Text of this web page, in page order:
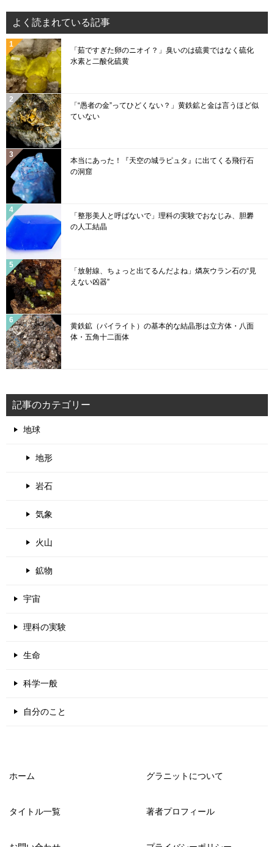
e
b
o
o
k
o
k
T
u
b
C
h
n
n
よく読まれている記事
「茹ですぎた卵のニオイ？」臭いのは硫黄ではなく硫化
水素と二酸化硫黄
「“愚者の金”ってひどくない？」黄鉄鉱と金は言うほど似
ていない
本当にあった！『天空の城ラピュタ』に出てくる飛行石
の洞窟
「整形美人と呼ばないで」理科の実験でおなじみ、胆礬
の人工結晶
「放射線、ちょっと出てるんだよね」燐灰ウラン石の“見
えない凶器”
黄鉄鉱（パイライト）の基本的な結晶形は立方体・八面
体・五角十二面体
記事のカテゴリー
地球
地形
岩石
気象
火山
鉱物
宇宙
理科の実験
生命
科学一般
自分のこと
ホーム グラニットについて
タイトル一覧 著者プロフィール